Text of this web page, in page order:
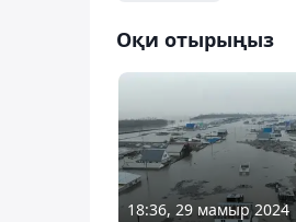
Оқи отырыңыз
18:36, 29 мамыр 2024